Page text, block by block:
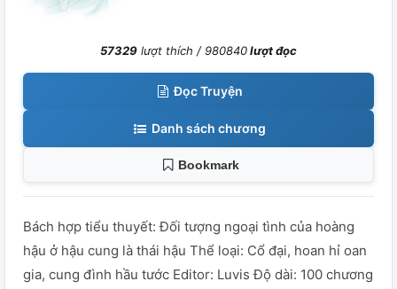
57329 lượt thích /980840lượt đọc
Đọc Truyện
Danh sách chương
Bookmark
Bách hợp tiểu thuyết: Đối tượng ngoại tình của hoàng
hậu ở hậu cung là thái hậu Thể loại: Cổ đại, hoan hỉ oan
gia, cung đình hầu tước Editor: Luvis Độ dài: 100 chương